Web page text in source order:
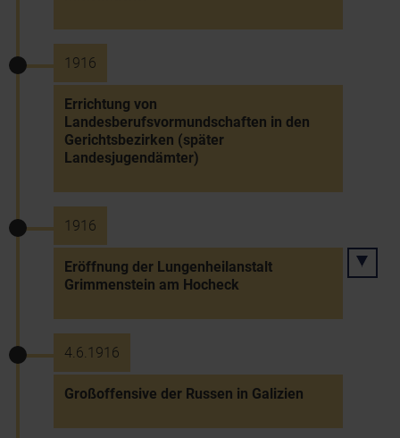
1916
Errichtung von
Landesberufsvormundschaften in den
Gerichtsbezirken (später
Landesjugendämter)
1916
Eröffnung der Lungenheilanstalt
Grimmenstein am Hocheck
4.6.1916
Großoffensive der Russen in Galizien